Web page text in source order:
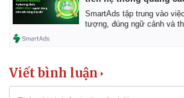
SmartAds tập trung vào
tượng, đúng ngữ cảnh và
Viết bình luận